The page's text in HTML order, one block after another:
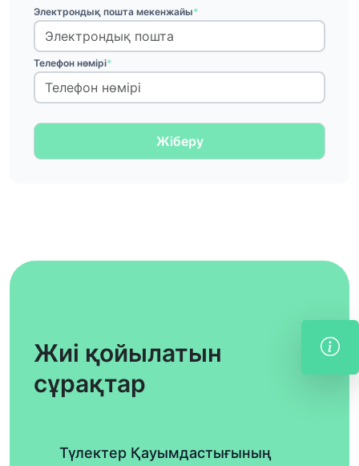
Электрондық пошта мекенжайы*
Телефон нөмірі*
Жіберу
Жиі қойылатын
сұрақтар
Түлектер Қауымдастығының